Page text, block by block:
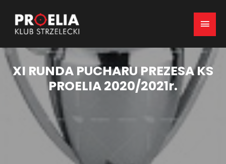
Main
XI RUNDA PUCHARU PREZESA KS
PROELIA 2020/2021r.